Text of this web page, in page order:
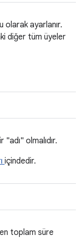
olarak ayarlanır.
diğer tüm üyeler
"adı" olmalıdır.
içindedir.
toplam süre